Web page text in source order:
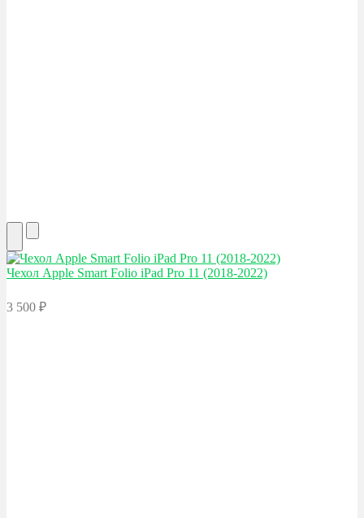
Чехол Apple Smart Folio iPad Pro 11 (2018-2022)
3 500 ₽